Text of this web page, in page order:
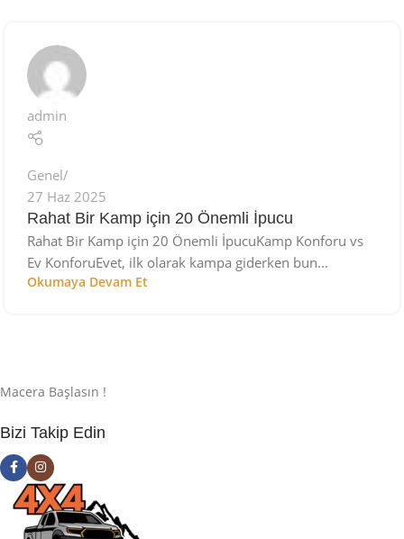
admin
Genel
27 Haz 2025
Rahat Bir Kamp için 20 Önemli İpucu
Rahat Bir Kamp için 20 Önemli İpucuKamp Konforu vs
Ev KonforuEvet, ilk olarak kampa giderken bun...
Okumaya Devam Et
Macera Başlasın !
Bizi Takip Edin